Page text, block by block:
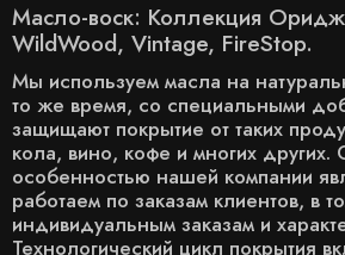
Масло-воск: Коллекция
WildWood, Vintage, FireStop.
Мы используем масла на
то же время, со специальными
защищают покрытие от таких
кола, вино, кофе и многих других.
особенностью нашей компании
работаем по заказам клиентов, в
индивидуальным заказам и
Технологический цикл покрытия